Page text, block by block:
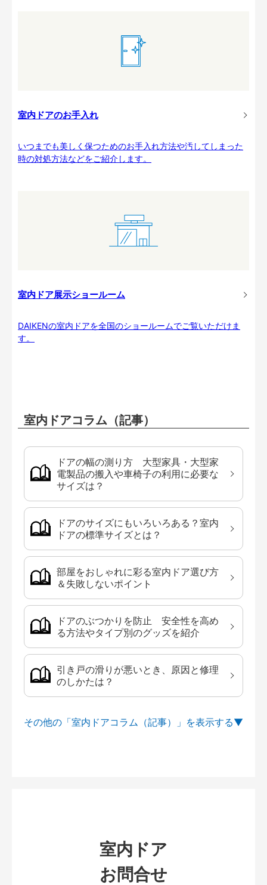
室内ドアのお手入れ
いつまでも美しく保つためのお手入れ方法や汚してしまった
時の対処方法などをご紹介します。
室内ドア展示ショールーム
DAIKENの室内ドアを全国のショールームでご覧いただけま
す。
室内ドアコラム（記事）
ドアの幅の測り方 大型家具・大型家
電製品の搬入や車椅子の利用に必要な
サイズは？
ドアのサイズにもいろいろある？室内
ドアの標準サイズとは？
部屋をおしゃれに彩る室内ドア選び方
＆失敗しないポイント
ドアのぶつかりを防止 安全性を高め
る方法やタイプ別のグッズを紹介
引き戸の滑りが悪いとき、原因と修理
のしかたは？
その他の「室内ドアコラム（記事）」を
室内ドア
お問合せ